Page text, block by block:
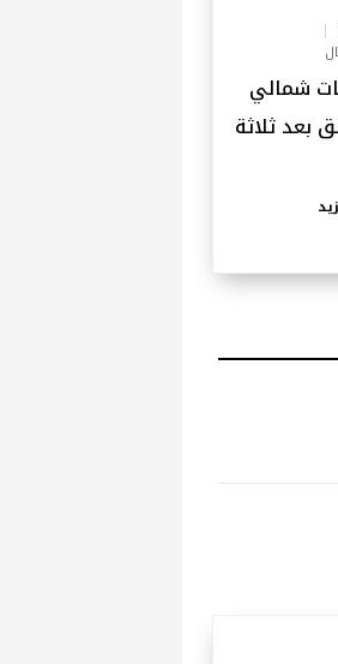
شمالي
بعد ثلاثة